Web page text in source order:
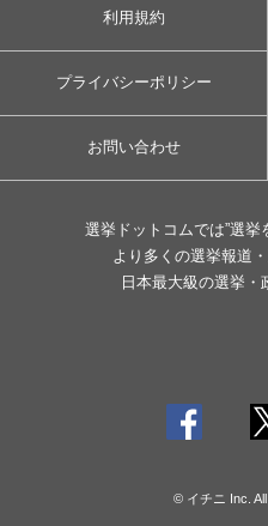
利用規約
プライバシーポリシー
お問い合わせ
選挙ドットコムでは”選挙
より多くの選挙報道
日本最大級の選挙・
© イチニ Inc.